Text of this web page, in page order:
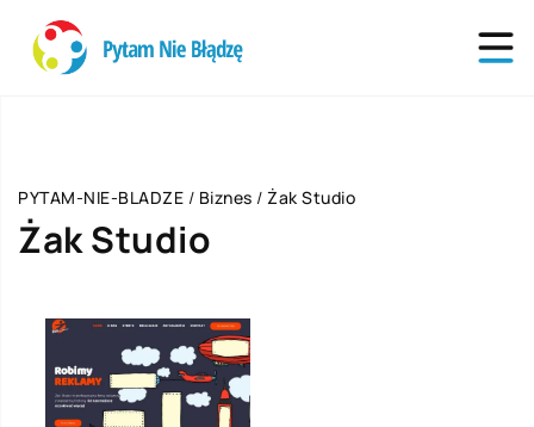
PYTAM-NIE-BLADZE / Biznes / Żak Studio
Żak Studio